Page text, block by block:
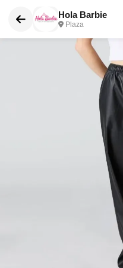
Hola Barbie
Plaza